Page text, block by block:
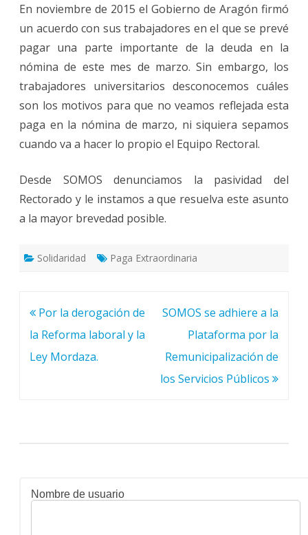
En noviembre de 2015 el Gobierno de Aragón firmó
un acuerdo con sus trabajadores en el que se prevé
pagar una parte importante de la deuda en la
nómina de este mes de marzo. Sin embargo, los
trabajadores universitarios desconocemos cuáles
son los motivos para que no veamos reflejada esta
paga en la nómina de marzo, ni siquiera sepamos
cuando va a hacer lo propio el Equipo Rectoral.
Desde SOMOS denunciamos la pasividad del
Rectorado y le instamos a que resuelva este asunto
a la mayor brevedad posible.
Solidaridad Paga Extraordinaria
Navegación
de
entradas
Por la derogación de
la Reforma laboral y la
Ley Mordaza.
SOMOS se adhiere a la
Plataforma por la
Remunicipalización de
los Servicios Públicos
Nombre de usuario